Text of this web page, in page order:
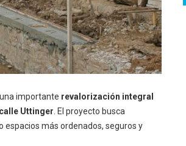
importante revalorización integral
Uttinger . El proyecto busca
más ordenados, seguros y